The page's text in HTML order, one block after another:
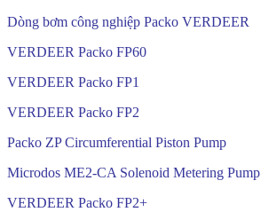
Dòng bơm công nghiệp Packo VERDEER
VERDEER Packo FP60
VERDEER Packo FP1
VERDEER Packo FP2
Packo ZP Circumferential Piston Pump
Microdos ME2-CA Solenoid Metering Pump
VERDEER Packo FP2+